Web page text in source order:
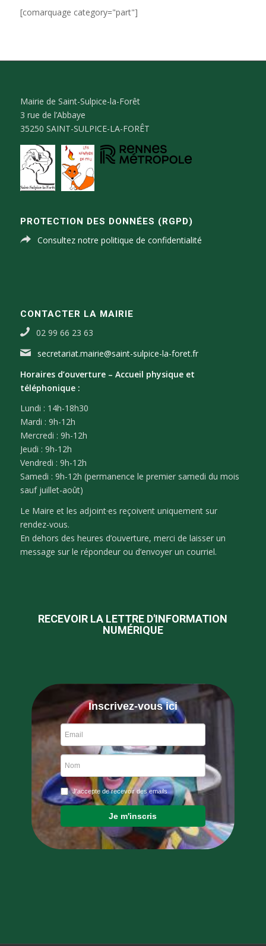
[comarquage category="part"]
Mairie de Saint-Sulpice-la-Forêt
3 rue de l’Abbaye
35250 SAINT-SULPICE-LA-FORÊT
PROTECTION DES DONNÉES (RGPD)
Consultez notre politique de confidentialité
CONTACTER LA MAIRIE
02 99 66 23 63
secretariat.mairie@saint-sulpice-la-foret.fr
Horaires d’ouverture – Accueil physique et
téléphonique :
Lundi : 14h-18h30
Mardi : 9h-12h
Mercredi : 9h-12h
Jeudi : 9h-12h
Vendredi : 9h-12h
Samedi : 9h-12h (permanence le premier samedi du mois
sauf juillet-août)
Le Maire et les adjoint·es reçoivent uniquement sur
rendez-vous.
En dehors des heures d’ouverture, merci de laisser un
message sur le répondeur ou d’envoyer un courriel.
RECEVOIR LA LETTRE D'INFORMATION
NUMÉRIQUE
Inscrivez-vous ici
J'accepte de recevoir des emails
Je m'inscris